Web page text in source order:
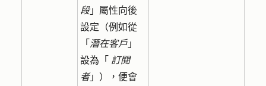
段」屬性向後
設定（例如從
「 潛在客戶 」
設為「 訂閱
者」），便會